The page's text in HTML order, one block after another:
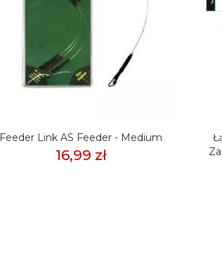
Feeder Link AS Feeder - Medium
16,99 zł